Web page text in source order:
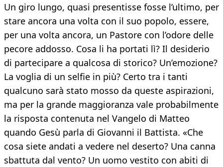
Un giro lungo, quasi presentisse fosse l’ultimo, per
stare ancora una volta con il suo popolo, essere,
per una volta ancora, un Pastore con l’odore delle
pecore addosso. Cosa li ha portati lì? Il desiderio
di partecipare a qualcosa di storico? Un’emozione?
La voglia di un selfie in più? Certo tra i tanti
qualcuno sarà stato mosso da queste aspirazioni,
ma per la grande maggioranza vale probabilmente
la risposta contenuta nel Vangelo di Matteo
quando Gesù parla di Giovanni il Battista. «Che
cosa siete andati a vedere nel deserto? Una canna
sbattuta dal vento? Un uomo vestito con abiti di